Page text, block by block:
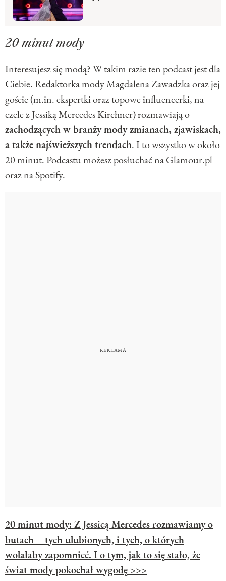
20 minut mody
Interesujesz się modą? W takim razie ten podcast jest dla
Ciebie. Redaktorka mody Magdalena Zawadzka oraz jej
goście (m.in. ekspertki oraz topowe influencerki, na
czele z Jessiką Mercedes Kirchner) rozmawiają o
zachodzących w branży mody zmianach, zjawiskach,
a także najświeższych trendach. I to wszystko w około
20 minut. Podcastu możesz posłuchać na Glamour.pl
oraz na Spotify.
20 minut mody: Z Jessicą Mercedes rozmawiamy o
butach – tych ulubionych, i tych, o których
wolałaby zapomnieć. I o tym, jak to się stało, że
świat mody pokochał wygodę >>>